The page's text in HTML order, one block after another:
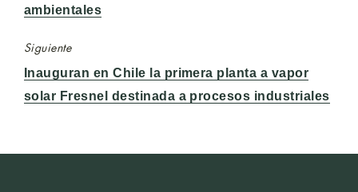
ambientales
Siguiente
Entrada
siguiente:
Inauguran en Chile la primera planta a vapor
solar Fresnel destinada a procesos industriales